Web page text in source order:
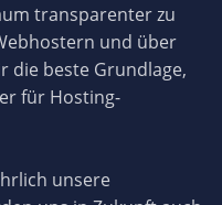
transparenter zu
und über
die beste Grundlage,
für Hosting-
unsere